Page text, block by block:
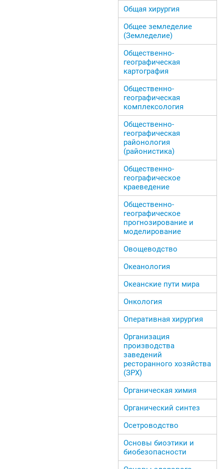
Общая хирургия
Общее земледелие
(Земледелие)
Общественно-
географическая
картография
Общественно-
географическая
комплексология
Общественно-
географическая
районология
(районистика)
Общественно-
географическое
краеведение
Общественно-
географическое
прогнозирование и
моделирование
Овощеводство
Океанология
Океанские пути мира
Онкология
Оперативная хирургия
Организация
производства
заведений
ресторанного хозяйства
(ЗРХ)
Органическая химия
Органический синтез
Осетроводство
Основы биоэтики и
биобезопасности